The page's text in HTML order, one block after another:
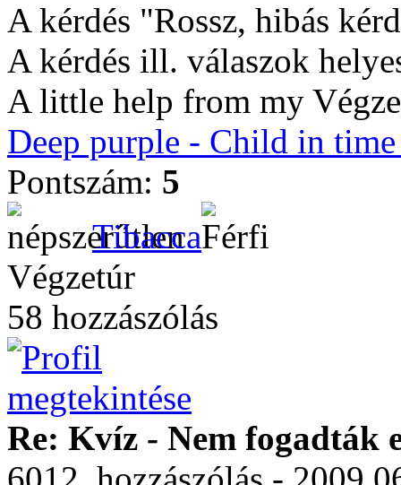
A kérdés "Rossz, hibás
A kérdés ill. válaszok
A little help from my
Deep purple - Child in
Pontszám: 5
Tibacca
Végzetúr
58 hozzászólás
Re: Kvíz - Nem fogadták